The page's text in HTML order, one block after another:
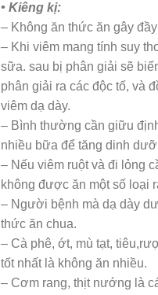
• Kiêng kị:
– Không ăn thức ăn gây
– Khi viêm mang tính suy
sữa. sau bị phân giải sẽ
phân giải ra các độc tố, và
viêm dạ dày.
– Bình thường cần giữu
nhiều bữa để tăng dinh
– Nếu viêm ruột và đi lỏng
không được ăn một số loại
– Người bệnh mà dạ dày
thức ăn chua.
– Cà phê, ớt, mù tạt,
tốt nhất là không ăn nhiều.
– Cơm rang, thịt nướng là